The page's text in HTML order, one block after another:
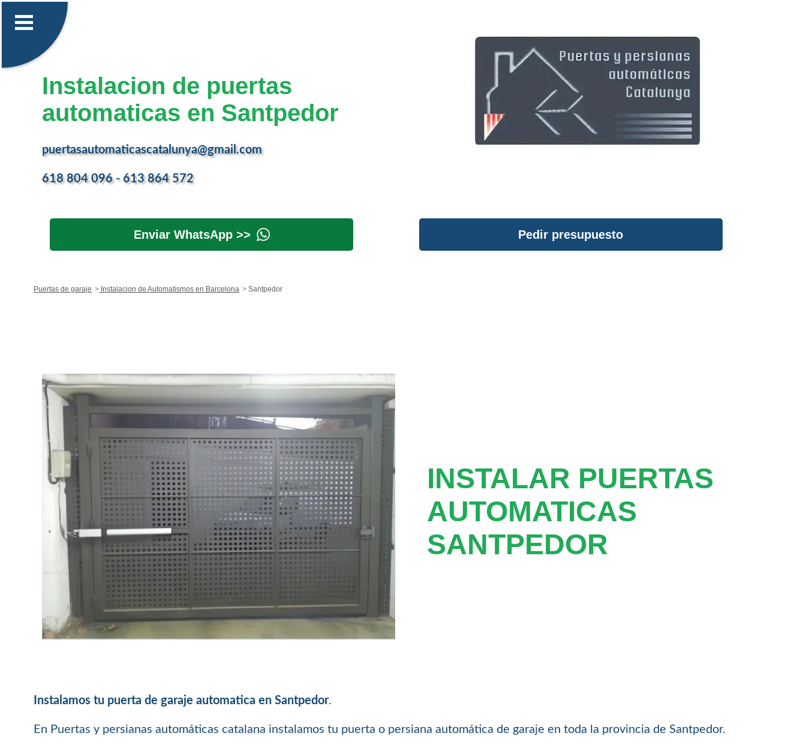
Instalacion de puertas
automaticas en Santpedor
puertasautomaticascatalunya@gmail.com
618 804 096 - 613 864 572
Enviar WhatsApp >> Pedir presupuesto
Puertas de garaje Instalacion de Automatismos en Barcelona Santpedor
INSTALAR PUERTAS
AUTOMATICAS
SANTPEDOR
Instalamos tu puerta de garaje automatica en Santpedor.
En Puertas y persianas automáticas catalana instalamos tu puerta o persiana automática de garaje en toda la provincia de Santpedor.